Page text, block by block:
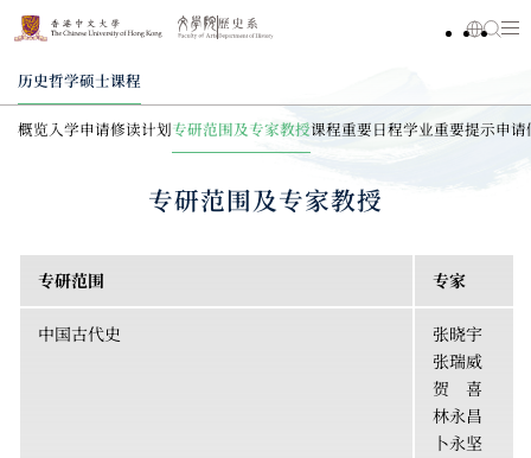
历史哲学硕士课程
概览 入学申请修读计划专研范围及专家教授课程重要日程学业重要提示申请
专研范围及专家教授
专研范围 专家
中国古代史
张晓宇
张瑞威
贺 喜
林永昌
卜永坚